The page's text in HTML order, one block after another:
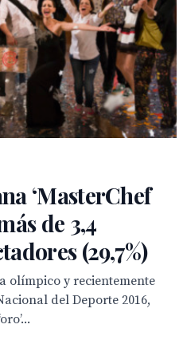
‘MasterChef
de 3,4
(29,7%)
olímpico y recientemente
del Deporte 2016,